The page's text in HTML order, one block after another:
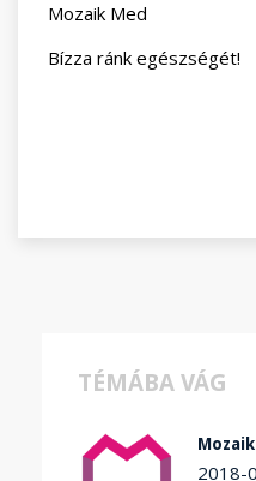
Mozaik Med
Bízza ránk egészségét!
TÉMÁBA VÁG
2018-